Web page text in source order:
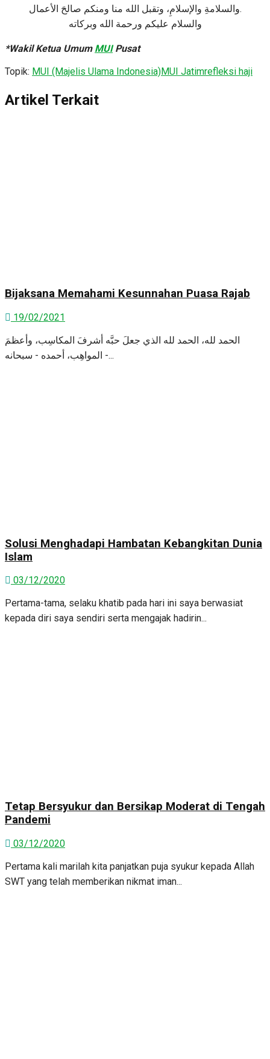
والسلامةِ والإسلامِ، وتقبل الله منا ومنكم صالحَ الأعمال.
والسلام عليكم ورحمة الله وبركاته
*Wakil Ketua Umum MUIPusat
Topik: MUI (Majelis Ulama Indonesia)MUI Jatimrefleksi haji
Artikel Terkait
Bijaksana Memahami Kesunnahan Puasa Rajab
19/02/2021
الحمد لله، الحمد لله الذي جعلَ حبَّه أشرفَ المكاسِب، وأعظمَ
المواهِب، أحمده - سبحانه -...
Solusi Menghadapi Hambatan Kebangkitan Dunia
Islam
03/12/2020
Pertama-tama, selaku khatib pada hari ini saya berwasiat
kepada diri saya sendiri serta mengajak hadirin...
Tetap Bersyukur dan Bersikap Moderat di Tengah
Pandemi
03/12/2020
Pertama kali marilah kita panjatkan puja syukur kepada Allah
SWT yang telah memberikan nikmat iman...